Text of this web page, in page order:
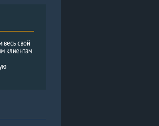
свой
клиентам